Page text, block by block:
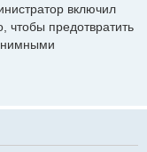
включил
чтобы предотвратить